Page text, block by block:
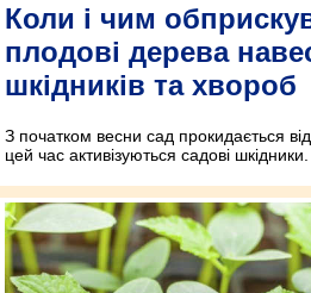
Коли і чим
плодові дерева
шкідників та хвороб
З початком весни сад прокидається
цей час активізуються садові шкідники.